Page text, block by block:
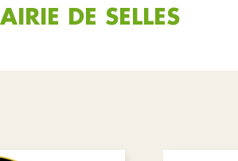
DE SELLES